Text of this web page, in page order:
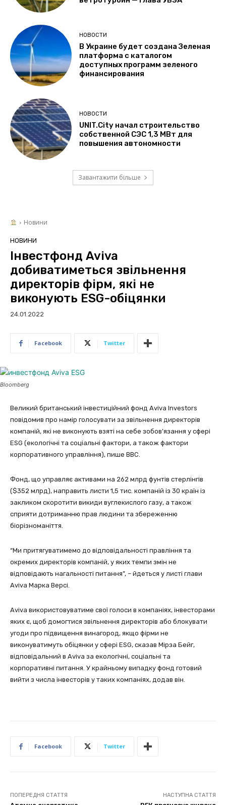
НОВОСТИ
В Украине будет создана Зеленая
платформа с каталогом
доступных программ зеленого
финансирования
НОВОСТИ
UNIT.City начал строительство
собственной СЭС 1,3 МВт для
повышения автономности
Завантажити більше